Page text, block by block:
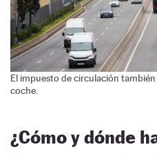
El impuesto de circulación
coche.
¿Cómo y dónde